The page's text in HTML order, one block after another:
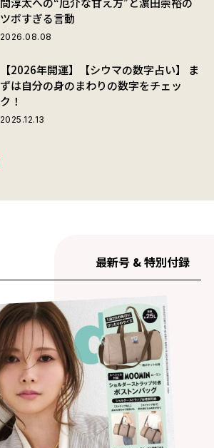
ツボすぎる言動
2026.08.08
【2026年開運】【シウマの数字占い】 ま
ずは自分の身のまわりの数字をチェッ
ク！
2025.12.13
最新号 & 特別付録